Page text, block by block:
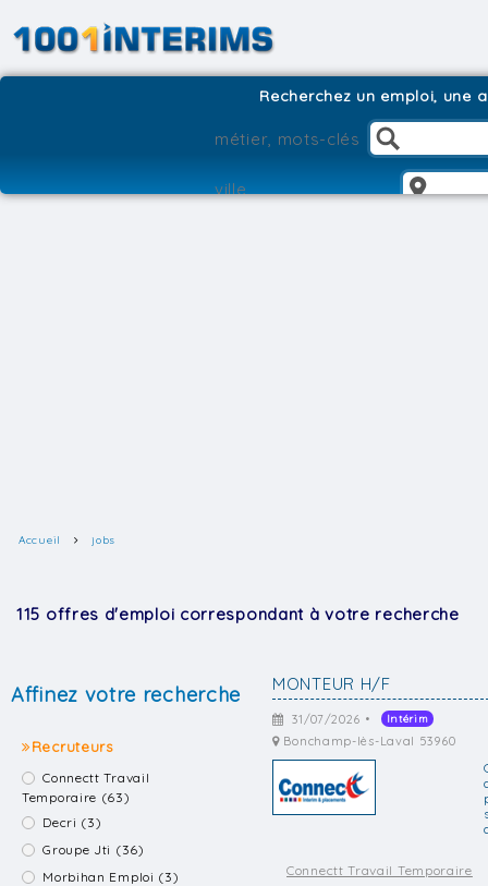
Recherchez un emploi, une
Accueil jobs
115 offres d'emploi correspondant à votre recherche
Affinez votre recherche
Recruteurs
Connectt Travail
Temporaire (63)
Decri (3)
Groupe Jti (36)
Morbihan Emploi (3)
MONTEUR H/F
31/07/2026 • Intérim
Bonchamp-lès-Laval 53960
Connectt Travail Temporaire